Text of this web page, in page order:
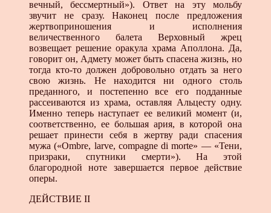
вечный, бессмертный»). Ответ на эту мольбу
звучит не сразу. Наконец после предложения
жертвоприно­шения и исполнения
величественного балета Верховный жрец
возвещает решение оракула храма Аполлона. Да,
говорит он, Адмету может быть спасена жизнь, но
тогда кто-то должен добровольно отдать за него
свою жизнь. Не находится ни одного столь
преданного, и постепенно все его подданные
рассеиваются из храма, оставляя Альцесту одну.
Именно теперь наступает ее великий момент (и,
соответственно, ее большая ария, в которой она
решает принести себя в жертву ради спасения
мужа («Ombre, larve, compagne di morte» — «Тени,
призраки, спутники смерти»). На этой
благородной ноте завершается первое действие
оперы.
ДЕЙСТВИЕ II